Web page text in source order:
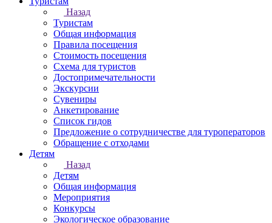
Назад
Туристам
Общая информация
Правила посещения
Стоимость посещения
Схема для туристов
Достопримечательности
Экскурсии
Сувениры
Анкетирование
Список гидов
Предложение о сотрудничестве для туроператоров
Обращение с отходами
Детям
Назад
Детям
Общая информация
Мероприятия
Конкурсы
Экологическое образование